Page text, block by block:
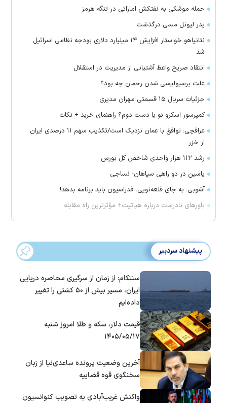
حمله موشکی به نفتکش اماراتی در تنگه هرمز
پدر لیونل مسی درگذشت
نتانیاهو خواستار افزایش ۱۴ میلیارد دلاری بودجه نظامی اسرائیل
شد
انتقاد صریح واعظ آشتیانی از مدیریت در استقلال
علت پرسپولیسی شدن رحمان چه بود؟
جزئیات سریال ۱۵ قسمتی مهران مدیری
کمپرسور اسکرو نو یا دست دوم؟ راهنمای خرید + نکات
عراقچی: توافق با عمان نزدیک است/تکذیب سهم ۱۱ درصدی ایران
از خزر
رشد ۱۱۲ هزار واحدی شاخص کل بورس
یاسین در دو راهی سپاهان- نساجی
آشوبی: به جای قلعه‌نویی، فدراسیون باید برنامه بدهد!
باور‌های نادرست درباره هپاتیت+ مؤثرترین راه مقابله
پیشنهاد سردبیر
سنتکام: از زمان از سرگیری محاصره دریایی
ایران، مسیر بیش از ۵۰ کشتی را تغییر
داده‌ایم
قیمت دلار، سکه و طلا امروز شنبه
۱۴۰۵/۰۵/۱۷
آخرین وضعیت پرونده ساعدی‌نیا از زبان
سخنگوی قوه قضاییه
واکنش غریب‌آبادی به تصویب کنوانسیون